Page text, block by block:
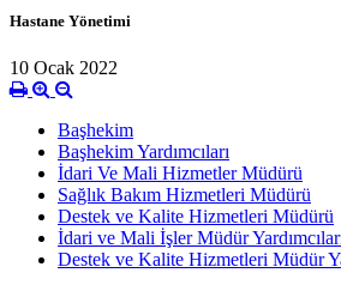
Hastane Yönetimi
10 Ocak 2022
Başhekim
Başhekim Yardımcıları
İdari Ve Mali Hizmetler Müdürü
Sağlık Bakım Hizmetleri Müdürü
Destek ve Kalite Hizmetleri Müdürü
İdari ve Mali İşler Müdür
Destek ve Kalite Hizmetleri Müdür